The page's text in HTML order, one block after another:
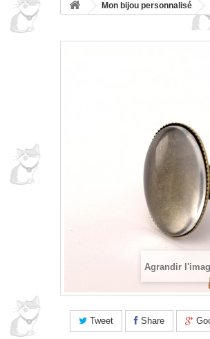
Mon bijou personnalisé
Agrandir
Tweet Share